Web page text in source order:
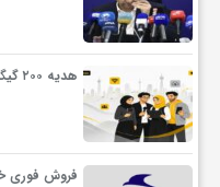
هدیه ۲۰۰ گیگابایتی دولت برای خبرنگاران ایرانسلی
فروش فوری